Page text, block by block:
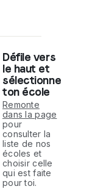
Défile vers
le haut et
sélectionne
ton école
Remonte
dans la page
pour
consulter la
liste de nos
écoles et
choisir celle
qui est faite
pour toi.